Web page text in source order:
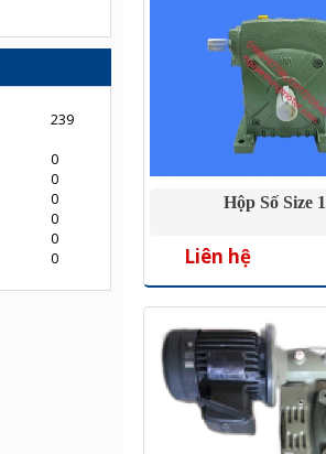
239
0
0
0
0
0
0
Hộp Số Size
Liên hệ